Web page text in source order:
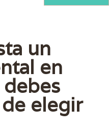
un
en
elegir